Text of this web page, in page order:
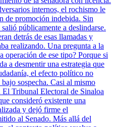
internos, el rochismo le
de promoción indebida. Sin
públicamente a deslindarse.
detrás de esas llamadas y
realizando. Una pregunta a la
operación de ese tipo? Porque si
a desmentir una estrategia que
el efecto político no
sospecha. Casi al mismo
Tribunal Electoral de Sinaloa
consideró existente una
y dejó firme el
al Senado. Más allá del